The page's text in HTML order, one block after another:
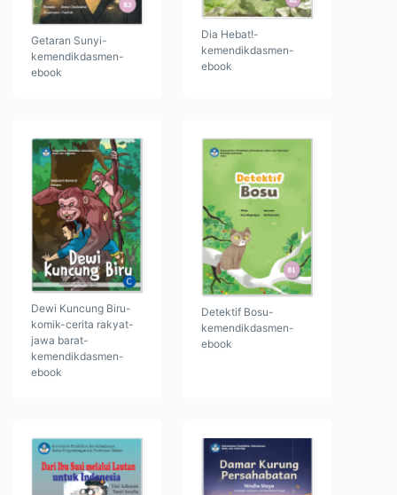
Getaran Sunyi-
kemendikdasmen-
ebook
Dia Hebat!-
kemendikdasmen-
ebook
Dewi Kuncung Biru-
komik-cerita rakyat-
jawa barat-
kemendikdasmen-
ebook
Detektif Bosu-
kemendikdasmen-
ebook